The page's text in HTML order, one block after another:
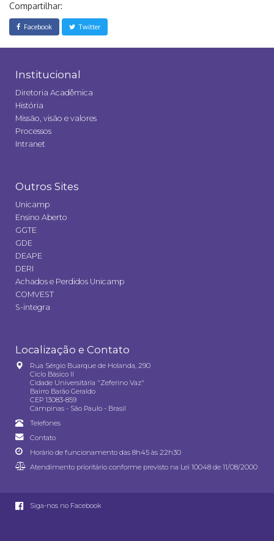
Compartilhar:
Facebook Twitter
Institucional
Diretoria Acadêmica
História
Missão, visão e valores
Processos
Intranet
Outros Sites
Unicamp
Ensino Aberto
GGTE
GDE
DEAPE
DERI
Achados e Perdidos Unicamp
COMVEST
S-integra
Localização e Contato
Rua Sérgio Buarque de Holanda, 290
Ciclo Básico II
Cidade Universitária "Zeferino Vaz"
Bairro Barão Geraldo
CEP 13083-859
Campinas - São Paulo - Brasil
Telefones
Contato
Horário de funcionamento das 8h45 às 22h30
Atendimento prioritário conforme previsto na Lei 10048 de 11/08/2000
Siga-nos no Facebook